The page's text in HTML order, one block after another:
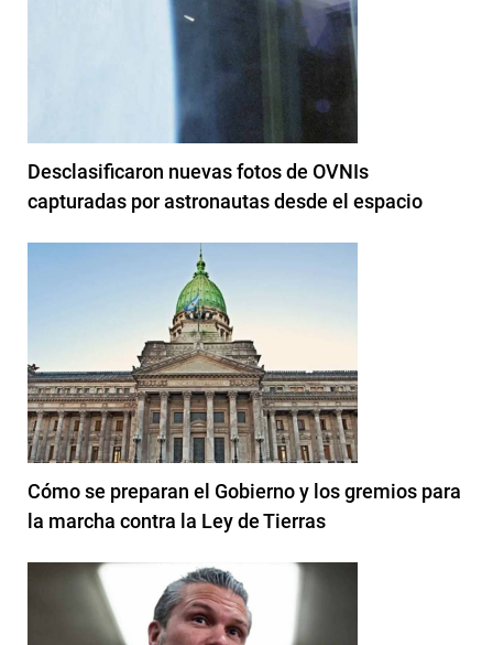
Desclasificaron nuevas fotos de OVNIs
capturadas por astronautas desde el espacio
Cómo se preparan el Gobierno y los gremios para
la marcha contra la Ley de Tierras